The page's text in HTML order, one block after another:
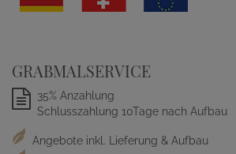
GRABMALSERVICE
35% Anzahlung
Schlusszahlung 10Tage nach Aufbau
Angebote inkl. Lieferung & Aufbau